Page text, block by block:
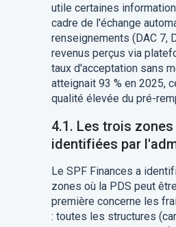
utile certaines
cadre de l'échange
renseignements (DAC 7,
revenus perçus via
taux d'acceptation sans
atteignait 93 % en 2025,
qualité élevée du pré-
4.1. Les trois
identifiées par
Le SPF Finances a
zones où la PDS peut
première concerne les
: toutes les structures